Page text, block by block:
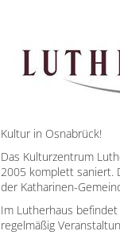
Kultur in Osnabrück!
Das Kulturzentrum
2005 komplett saniert.
der Katharinen-
Im Lutherhaus
regelmäßig